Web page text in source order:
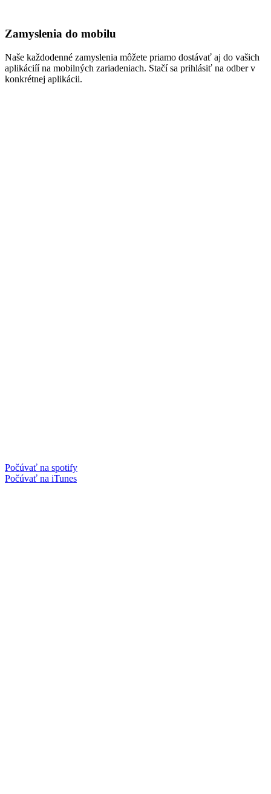
Zamyslenia do mobilu
Naše každodenné zamyslenia môžete priamo dostávať aj do vašich
aplikáciíí na mobilných zariadeniach. Stačí sa prihlásiť na odber v
konkrétnej aplikácii.
Počúvať na spotify
Počúvať na iTunes